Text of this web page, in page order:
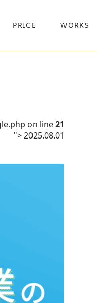
PRICE WORKS
on line21
">2025.08.01